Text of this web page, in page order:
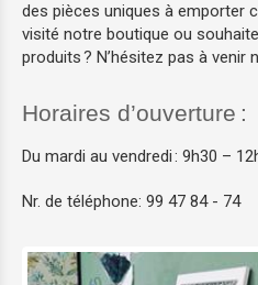
des pièces uniques à emporter
visité notre boutique ou
produits ? N’hésitez pas à venir
Horaires d’ouverture :
Du mardi au vendredi : 9h30 –
Nr. de téléphone: 99 47 84 - 74